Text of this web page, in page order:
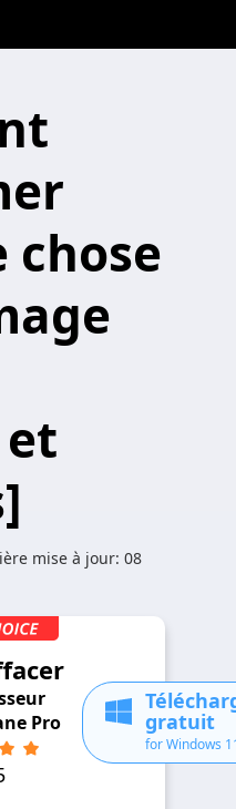
chose
mise à jour: 08
Pro
gratuit
for Windows